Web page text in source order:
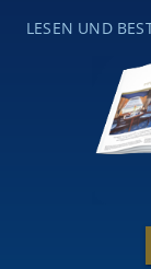
LESEN UND